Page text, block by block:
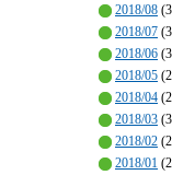
2018/08
2018/07
2018/06
2018/05
2018/04
2018/03
2018/02
2018/01